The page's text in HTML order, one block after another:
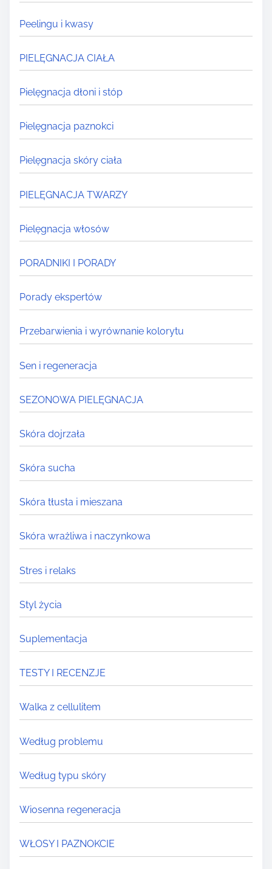
Peelingu i kwasy
PIELĘGNACJA CIAŁA
Pielęgnacja dłoni i stóp
Pielęgnacja paznokci
Pielęgnacja skóry ciała
PIELĘGNACJA TWARZY
Pielęgnacja włosów
PORADNIKI I PORADY
Porady ekspertów
Przebarwienia i wyrównanie kolorytu
Sen i regeneracja
SEZONOWA PIELĘGNACJA
Skóra dojrzała
Skóra sucha
Skóra tłusta i mieszana
Skóra wrażliwa i naczynkowa
Stres i relaks
Styl życia
Suplementacja
TESTY I RECENZJE
Walka z cellulitem
Według problemu
Według typu skóry
Wiosenna regeneracja
WŁOSY I PAZNOKCIE